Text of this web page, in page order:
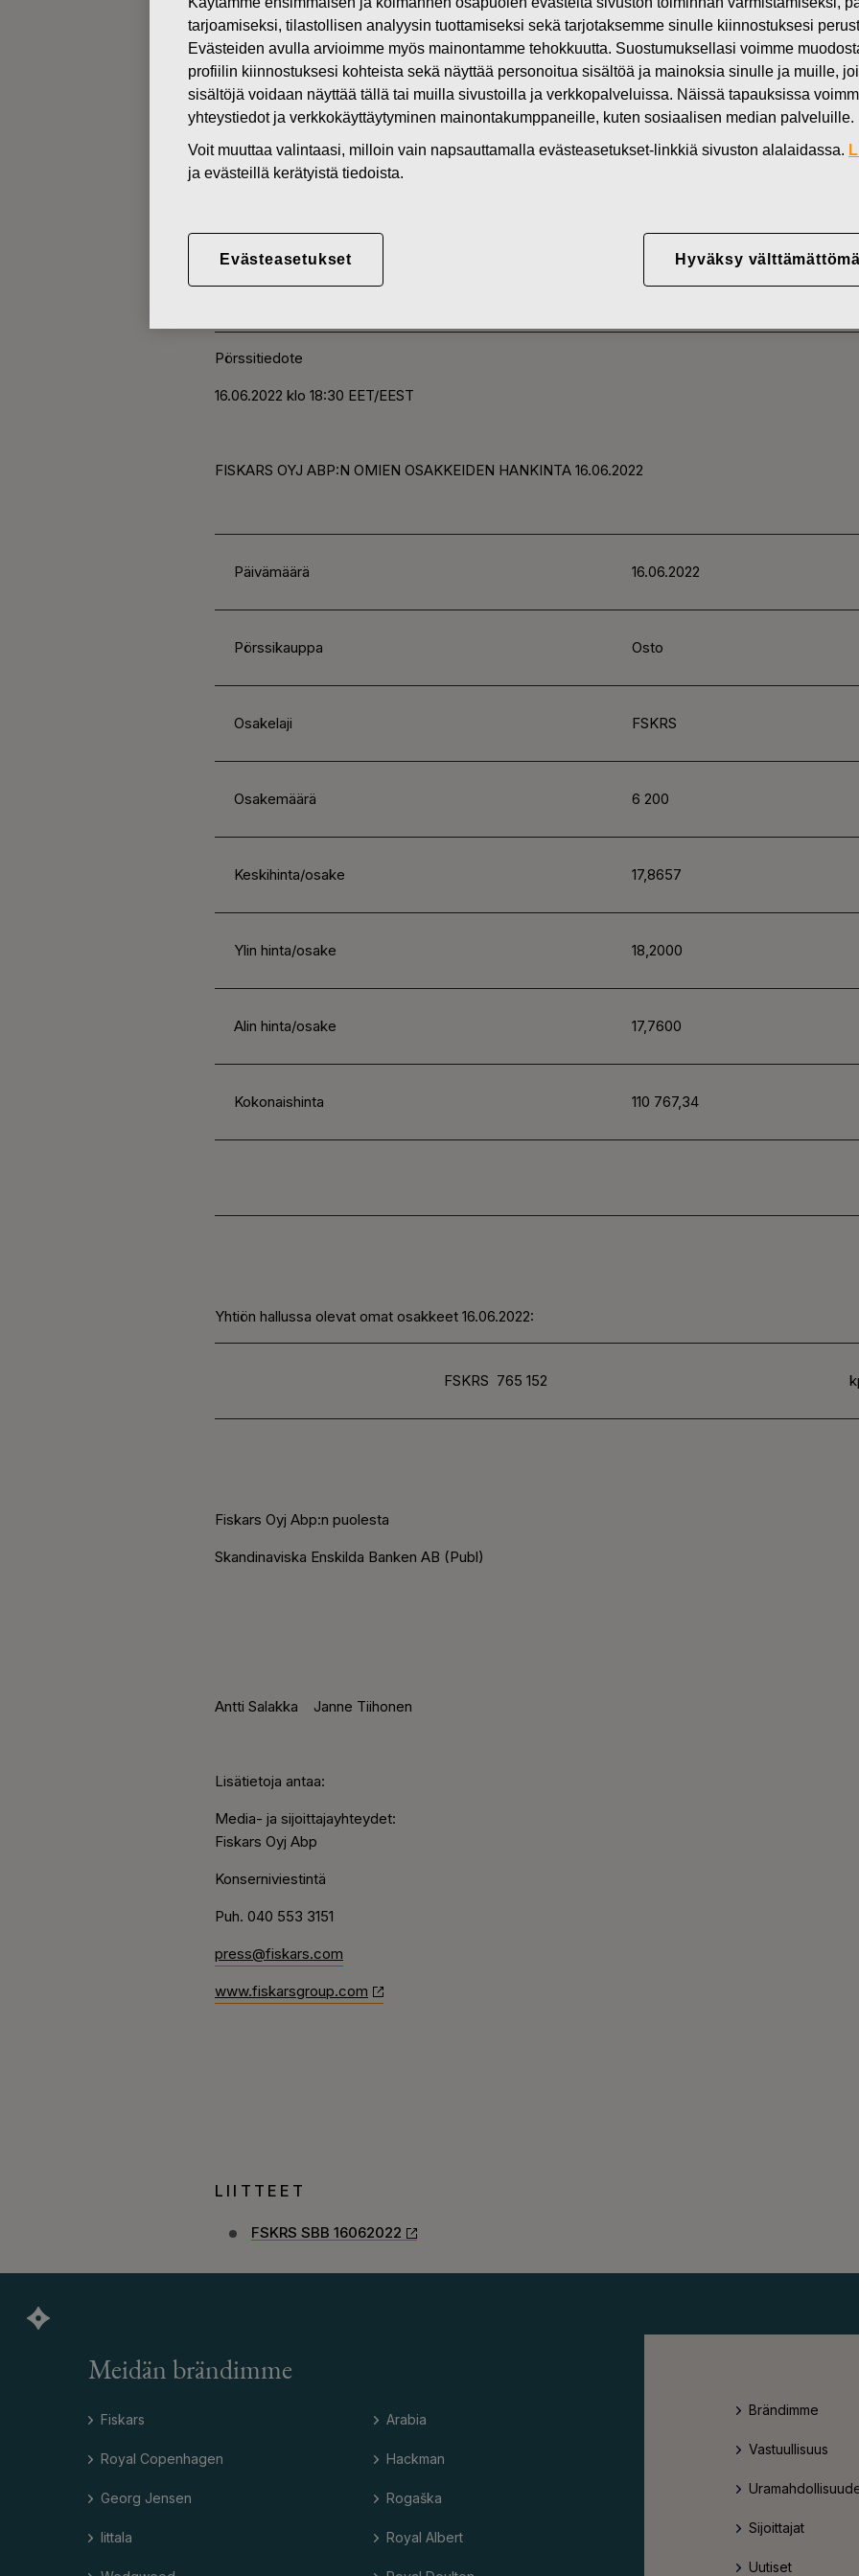
Uutiset
MUUTOKSET OMIEN OSAKKEIDEN OMISTUKSESSA
16.06.2022
FISKARS OYJ ABP:N OMIEN
Pörssitiedote
16.06.2022 klo 18:30 EET/EEST
FISKARS OYJ ABP:N OMIEN OSAKKEIDEN HANKINTA 16.06.2022
Päivämäärä 16.06.2022
Pörssikauppa Osto
Osakelaji FSKRS
Osakemäärä 6 200
Keskihinta/osake 17,8657
Ylin hinta/osake 18,2000
Alin hinta/osake 17,7600
Kokonaishinta 110 767,34
Yhtiön hallussa olevat omat osakkeet 16.06.2022:
FSKRS 765 152
Fiskars Oyj Abp:n puolesta
Skandinaviska Enskilda Banken AB (Publ)
Antti Salakka Janne Tiihonen
Lisätietoja antaa:
Media- ja sijoittajayhteydet:
Fiskars Oyj Abp
Konserniviestintä
Puh. 040 553 3151
press@fiskars.com
www.fiskarsgroup.com
LIITTEET
FSKRS SBB 16062022
Meidän brändimme
Fiskars
Royal Copenhagen
Georg Jensen
Iittala
Arabia
Hackman
Rogaška
Royal Albert
Brändimme
Vastuullisuus
Sijoittajat
Uutiset
tarjoamiseksi, tilastollisen analyysin tuottamiseksi sekä tarjotaksemme sinulle kiinnostuksesi
Evästeiden avulla arvioimme myös mainontamme tehokkuutta. Suostumuksellasi voimme
profiilin kiinnostuksesi kohteista sekä näyttää personoitua sisältöä ja mainoksia sinulle ja muille,
sisältöjä voidaan näyttää tällä tai muilla sivustoilla ja verkkopalveluissa. Näissä tapauksissa
yhteystiedot ja verkkokäyttäytyminen mainontakumppaneille, kuten sosiaalisen median palveluille.
Voit muuttaa valintaasi, milloin vain napsauttamalla evästeasetukset-linkkiä sivuston alalaidassa.
ja evästeillä kerätyistä tiedoista.
Evästeasetukset Hyväksy